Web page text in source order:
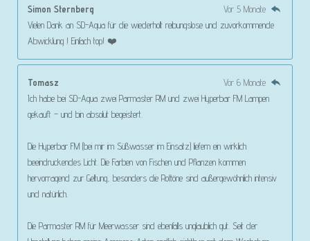
Simon Sternberg
Vor 5 Monate
Vielen Dank an SD-Aqua für die wiederholt reibungslose und zuvorkommende
Abwicklung ! Einfach top! ❤️
Tomasz
Vor 6 Monate
Ich habe bei SD-Aqua zwei Parmaster RM und zwei Hyperbar FM Lampen
gekauft – und bin absolut begeistert.
Die Hyperbar FM (bei mir im Süßwasser im Einsatz) liefern ein wirklich
beeindruckendes Licht. Die Farben von Fischen und Pflanzen kommen
hervorragend zur Geltung, besonders die Rottöne sind außergewöhnlich intensiv
und natürlich.
Die Parmaster RM für Meerwasser sind ebenfalls unglaublich gut. Seit der